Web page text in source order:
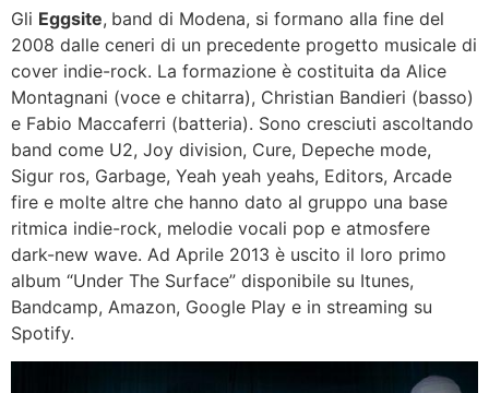
Gli Eggsite, band di Modena, si formano alla fine del
2008 dalle ceneri di un precedente progetto musicale di
cover indie-rock. La formazione è costituita da Alice
Montagnani (voce e chitarra), Christian Bandieri (basso)
e Fabio Maccaferri (batteria). Sono cresciuti ascoltando
band come U2, Joy division, Cure, Depeche mode,
Sigur ros, Garbage, Yeah yeah yeahs, Editors, Arcade
fire e molte altre che hanno dato al gruppo una base
ritmica indie-rock, melodie vocali pop e atmosfere
dark-new wave. Ad Aprile 2013 è uscito il loro primo
album “Under The Surface” disponibile su Itunes,
Bandcamp, Amazon, Google Play e in streaming su
Spotify.